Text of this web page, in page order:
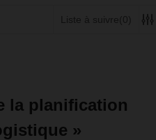
Liste à suivre(0)
la planification
»